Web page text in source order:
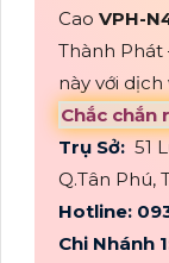
Cao VPH-
Thành
này với
Chắc chắn
Trụ Sở: 51
Q.Tân Phú,
Hotline:
Chi Nhánh